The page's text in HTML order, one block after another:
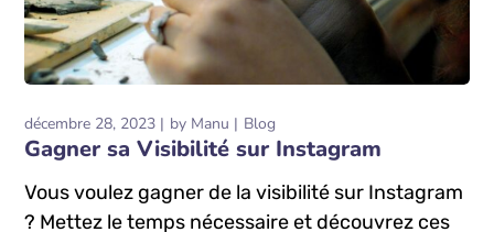
décembre 28, 2023 by Manu Blog
Gagner sa Visibilité sur Instagram
Vous voulez gagner de la visibilité sur Instagram
? Mettez le temps nécessaire et découvrez ces